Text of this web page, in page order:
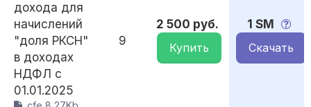
дохода для
начислений
"доля РКСН"
в доходах
НДФЛ с
01.01.2025
9
2 500 руб.
Купить
1 SM
Скачать